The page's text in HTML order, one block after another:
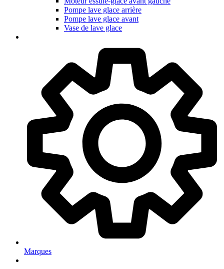
Pompe lave glace arrière
Pompe lave glace avant
Vase de lave glace
Marques